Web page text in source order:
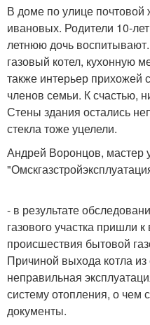
В доме по улице почтовой
ивановых. Родители 10-
летнюю дочь
газовый котел, кухонную
также интерьер прихожей
членов семьи. К счастью,
Стены здания остались
стекла тоже уцелели.
Андрей Воронцов, мастер
- в результате
газового участка пришли
происшествия бытовой
Причиной выхода котла
неправильная
систему отопления, о чем
документы.